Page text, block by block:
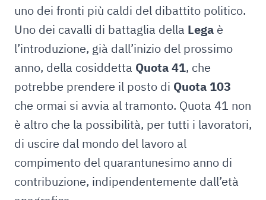
uno dei fronti più caldi del dibattito politico.
Uno dei cavalli di battaglia della Lega è
l’introduzione, già dall’inizio del prossimo
anno, della cosiddetta Quota 41, che
potrebbe prendere il posto di Quota 103
che ormai si avvia al tramonto. Quota 41 non
è altro che la possibilità, per tutti i lavoratori,
di uscire dal mondo del lavoro al
compimento del quarantunesimo anno di
contribuzione, indipendentemente dall’età